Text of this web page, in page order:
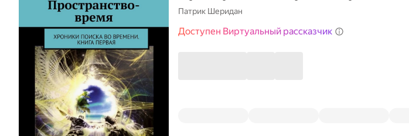
Патрик Шеридан
Доступен Виртуальный рассказчик